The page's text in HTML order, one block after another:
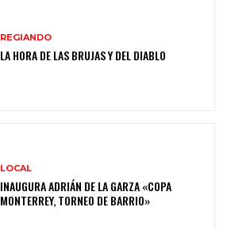
REGIANDO
LA HORA DE LAS BRUJAS Y DEL DIABLO
LOCAL
INAUGURA ADRIÁN DE LA GARZA «COPA
MONTERREY, TORNEO DE BARRIO»